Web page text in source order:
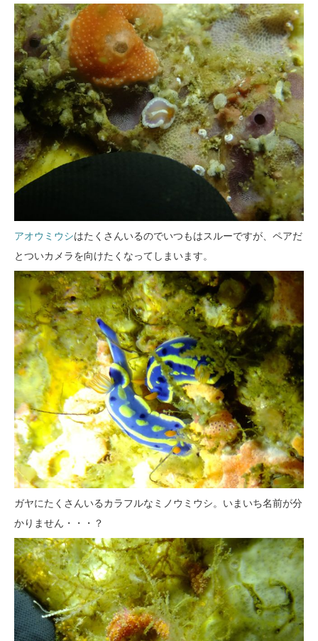
アオウミウシはたくさんいるのでいつもはスルーですが、ペアだ
とついカメラを向けたくなってしまいます。
ガヤにたくさんいるカラフルなミノウミウシ。いまいち名前が分
かりません・・・？